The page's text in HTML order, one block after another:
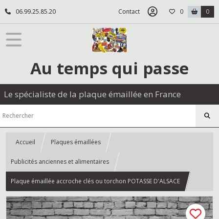
06.99.25.85.20 Contact 0 0
Au temps qui passe
Le spécialiste de la plaque émaillée en France
Accueil Plaques émaillées
Publicités anciennes et alimentaires
Plaque émaillée accroche clés ou torchon POTASSE D'ALSACE